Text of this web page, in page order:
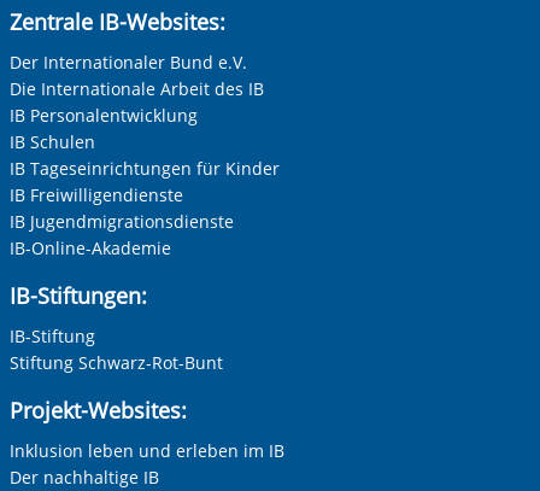
Zentrale IB-Websites:
Der Internationaler Bund e.V.
Die Internationale Arbeit des IB
IB Personalentwicklung
IB Schulen
IB Tageseinrichtungen für Kinder
IB Freiwilligendienste
IB Jugendmigrationsdienste
IB-Online-Akademie
IB-Stiftungen:
IB-Stiftung
Stiftung Schwarz-Rot-Bunt
Projekt-Websites:
Inklusion leben und erleben im IB
Der nachhaltige IB